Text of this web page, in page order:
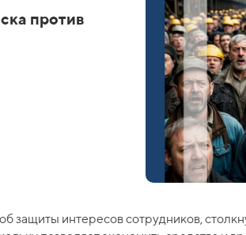
против
защиты интересов сотрудников,